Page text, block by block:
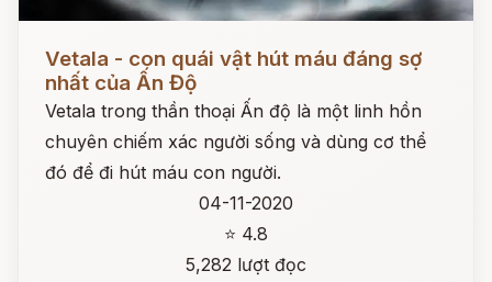
Vetala - con quái vật hút máu đáng sợ
nhất của Ấn Độ
Vetala trong thần thoại Ấn độ là một linh hồn
chuyên chiếm xác người sống và dùng cơ thể
đó để đi hút máu con người.
04-11-2020
⭐ 4.8
5,282 lượt đọc